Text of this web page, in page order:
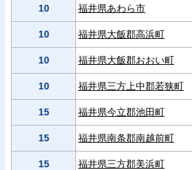
10 福井県あわら市
10 福井県大飯郡高浜町
10 福井県大飯郡おおい町
10 福井県三方上中郡若狭町
15 福井県今立郡池田町
15 福井県南条郡南越前町
15 福井県三方郡美浜町